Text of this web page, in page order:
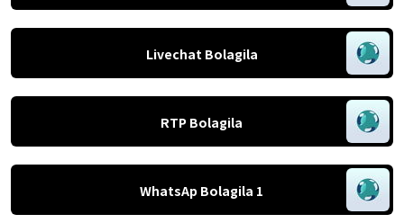
Livechat Bolagila
RTP Bolagila
WhatsAp Bolagila 1